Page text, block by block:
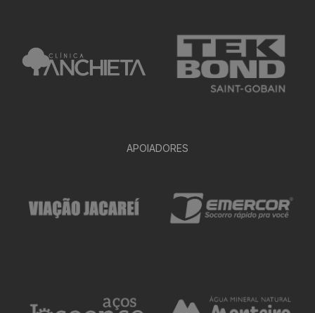
APOIADORES